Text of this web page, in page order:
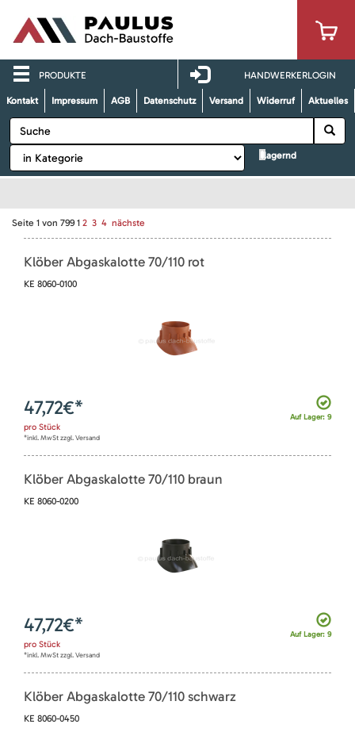
PRODUKTE HANDWERKERLOGIN
Kontakt Impressum AGB Datenschutz Versand Widerruf Aktuelles
lagernd
Seite 1 von 799 1 2 3 4 nächste
Klöber Abgaskalotte 70/110 rot
KE 8060-0100
Auf Lager: 9
47,72€*
pro Stück
*inkl. MwSt zzgl. Versand
Klöber Abgaskalotte 70/110 braun
KE 8060-0200
Auf Lager: 9
47,72€*
pro Stück
*inkl. MwSt zzgl. Versand
Klöber Abgaskalotte 70/110 schwarz
KE 8060-0450